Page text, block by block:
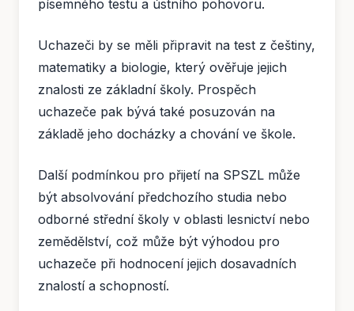
písemného testu a ústního pohovoru.
Uchazeči by se měli připravit na test z češtiny,
matematiky a biologie, který ověřuje jejich
znalosti ze základní školy. Prospěch
uchazeče pak bývá také posuzován na
základě jeho docházky a chování ve škole.
Další podmínkou pro přijetí na SPSZL může
být absolvování předchozího studia nebo
odborné střední školy v oblasti lesnictví nebo
zemědělství, což může být výhodou pro
uchazeče při hodnocení jejich dosavadních
znalostí a schopností.